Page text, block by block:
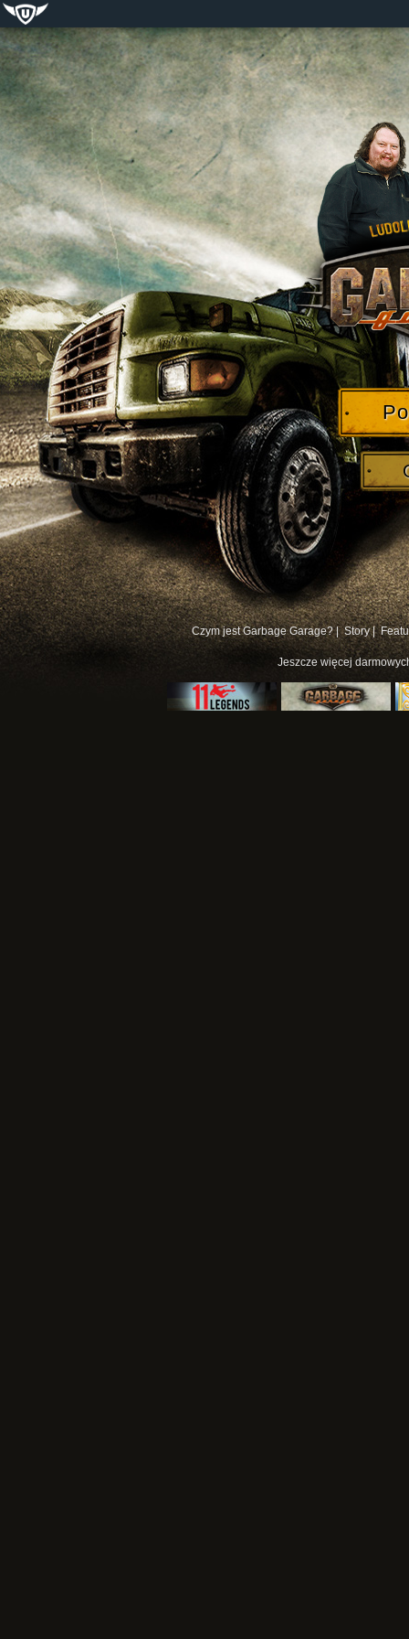
Czym jest Garbage Garage? | Story |
Jeszcze więcej